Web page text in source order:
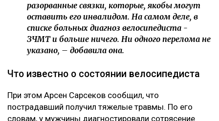
разорванные связки, которые, якобы могут
оставить его инвалидом. На самом деле, в
списке больных диагноз велосипедиста -
ЗЧМТ и больше ничего. Ни одного перелома не
указано, – добавила она.
Что известно о состоянии велосипедиста
При этом Арсен Сарсеков сообщил, что
пострадавший получил тяжелые травмы. По его
словам, у мужчины диагностировали сотрясение